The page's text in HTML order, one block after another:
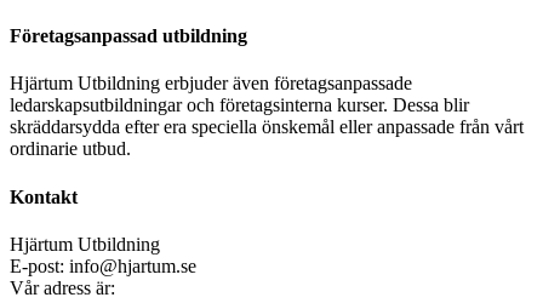
Företagsanpassad utbildning
Hjärtum Utbildning erbjuder även företagsanpassade
ledarskapsutbildningar och företagsinterna kurser. Dessa blir
skräddarsydda efter era speciella önskemål eller anpassade från vårt
ordinarie utbud.
Kontakt
Hjärtum Utbildning
E-post: info@hjartum.se
Vår adress är: